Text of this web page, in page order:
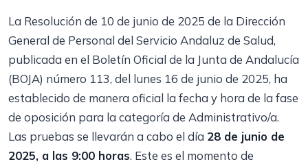
La Resolución de 10 de junio de 2025 de la Dirección
General de Personal del Servicio Andaluz de Salud,
publicada en el Boletín Oficial de la Junta de Andalucía
(BOJA) número 113, del lunes 16 de junio de 2025, ha
establecido de manera oficial la fecha y hora de la fase
de oposición para la categoría de Administrativo/a.
Las pruebas se llevarán a cabo el día 28 de junio de
2025, a las 9:00 horas. Este es el momento de